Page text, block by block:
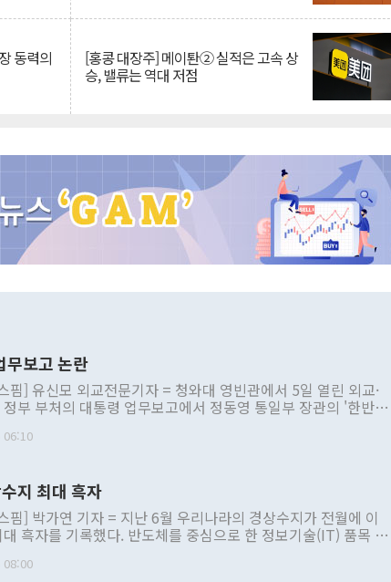
동력의 [홍콩 대장주] 메이퇀② 실적은 고속 상
승, 밸류는 역대 저점
무보고 논란
핌] 유신모 외교전문기자 = 청와대 영빈관에서 5일 열린 외교·
부 부처의 대통령 업무보고에서 정동영 통일부 장관의 '한반도
정부 내 조율을 거치지 않은 사안을 정책으로 추진하겠다고 공
에 근거한 비현실적 구상'이라는 비판을 내놨다. 그동안 정 장
책 관련 발언이 물의를 빚은 적은 여러 번 있지만 대통령과 유
이 공개적으로 부정적 입장을 표명한 것은 이례적이다. 정 장
대북 접근법과 월권을 제어해야 한다는 목소리도 높아지고 있
06:10
지 최대 흑자
핌] 박가연 기자 = 지난 6월 우리나라의 경상수지가 전월에 이
흑자를 기록했다. 반도체를 중심으로 한 정보기술(IT) 품목 수
수지(잠정)'에 따르
08:00